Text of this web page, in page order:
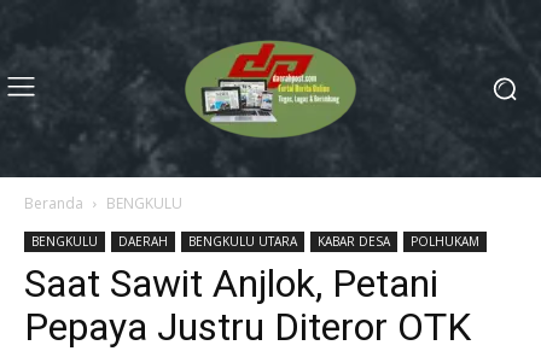
Beranda BENGKULU
BENGKULU DAERAH BENGKULU UTARA KABAR DESA POLHUKAM
Saat Sawit Anjlok, Petani
Pepaya Justru Diteror OTK